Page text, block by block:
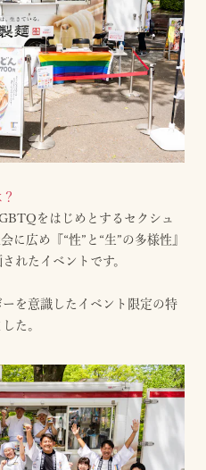
をはじめとするセクシュ
に広め『“性”と“生”の多様性』
れたイベントです。
を意識したイベント限定の特
た。